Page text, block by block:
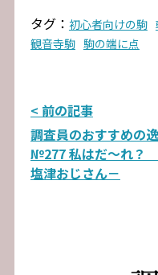
タグ： 初心者向けの駒
観音寺駒 駒の端に点
投
稿
ナ
< 前の記事
調査員のおすすめの
№277 私はだ～れ？
塩津おじさん－